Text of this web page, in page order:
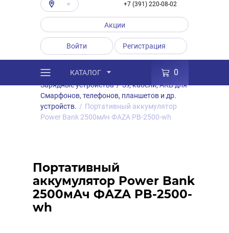
+7 (391) 220-08-02
Акции
Войти Регистрация
КАТАЛОГ 0
Каталог / Товары Аксессуары
/
Зарядные устройства / ЗУ, кабели, АКБ для
Смарфонов, телефонов, планшетов и др.
устройств. / Портативный аккумулятор
Power Bank 2500мАч ФАZА PB-2500-wh
Портативный
аккумулятор Power Bank
2500мАч ФАZА PB-2500-
wh